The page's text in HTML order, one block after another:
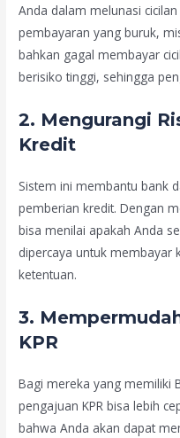
Anda dalam melunasi
pembayaran yang buruk,
bahkan gagal membayar
berisiko tinggi, sehingga
2. Mengurangi
Kredit
Sistem ini membantu bank
pemberian kredit. Dengan
bisa menilai apakah Anda
dipercaya untuk membayar
ketentuan.
3.
KPR
Bagi mereka yang memiliki
pengajuan KPR bisa lebih
bahwa Anda akan dapat